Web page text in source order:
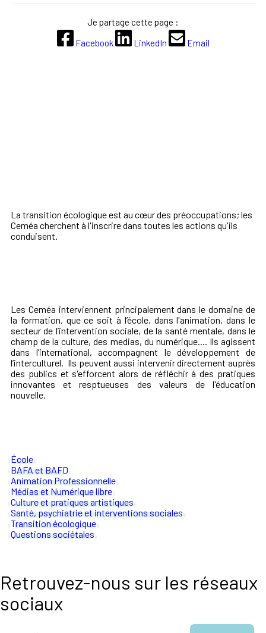
La transition écologique est au cœur des préoccupations; les
Ceméa cherchent à l'inscrire dans toutes les actions qu'ils
conduisent.
Les Ceméa interviennent principalement dans le domaine de
la formation, que ce soit à l’école, dans l'animation, dans le
secteur de l’intervention sociale, de la santé mentale, dans le
champ de la culture, des medias, du numérique.... Ils agissent
dans l’international, accompagnent le développement de
l’interculturel. Ils peuvent aussi intervenir directement auprès
des publics et s'efforcent alors de réfléchir à des pratiques
innovantes et resptueuses des valeurs de l'éducation
nouvelle.
École
BAFA et BAFD
Animation Professionnelle
Médias et Numérique libre
Culture et pratiques artistiques
Santé, psychiatrie et interventions sociales
Transition écologique
Questions sociétales
Je partage cette page :
Facebook
LinkedIn Email
Retrouvez-nous sur les réseaux
sociaux